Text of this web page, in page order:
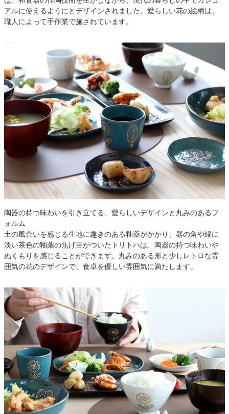
アルに使えるようにとデザインされました。愛らしい花の絵柄は、
職人によって手作業で施されています。
陶器の持つ味わいを引き立てる、愛らしいデザインと丸みのあるフ
ォルム
土の風合いを感じる生地に趣きのある釉薬がかかり、器の角や縁に
淡い茶色の釉薬の焦げ目がついたトリトハは、陶器の持つ味わいや
ぬくもりを感じることができます。丸みのある形と少しレトロな雰
囲気の花のデザインで、食卓を優しい雰囲気に満たします。